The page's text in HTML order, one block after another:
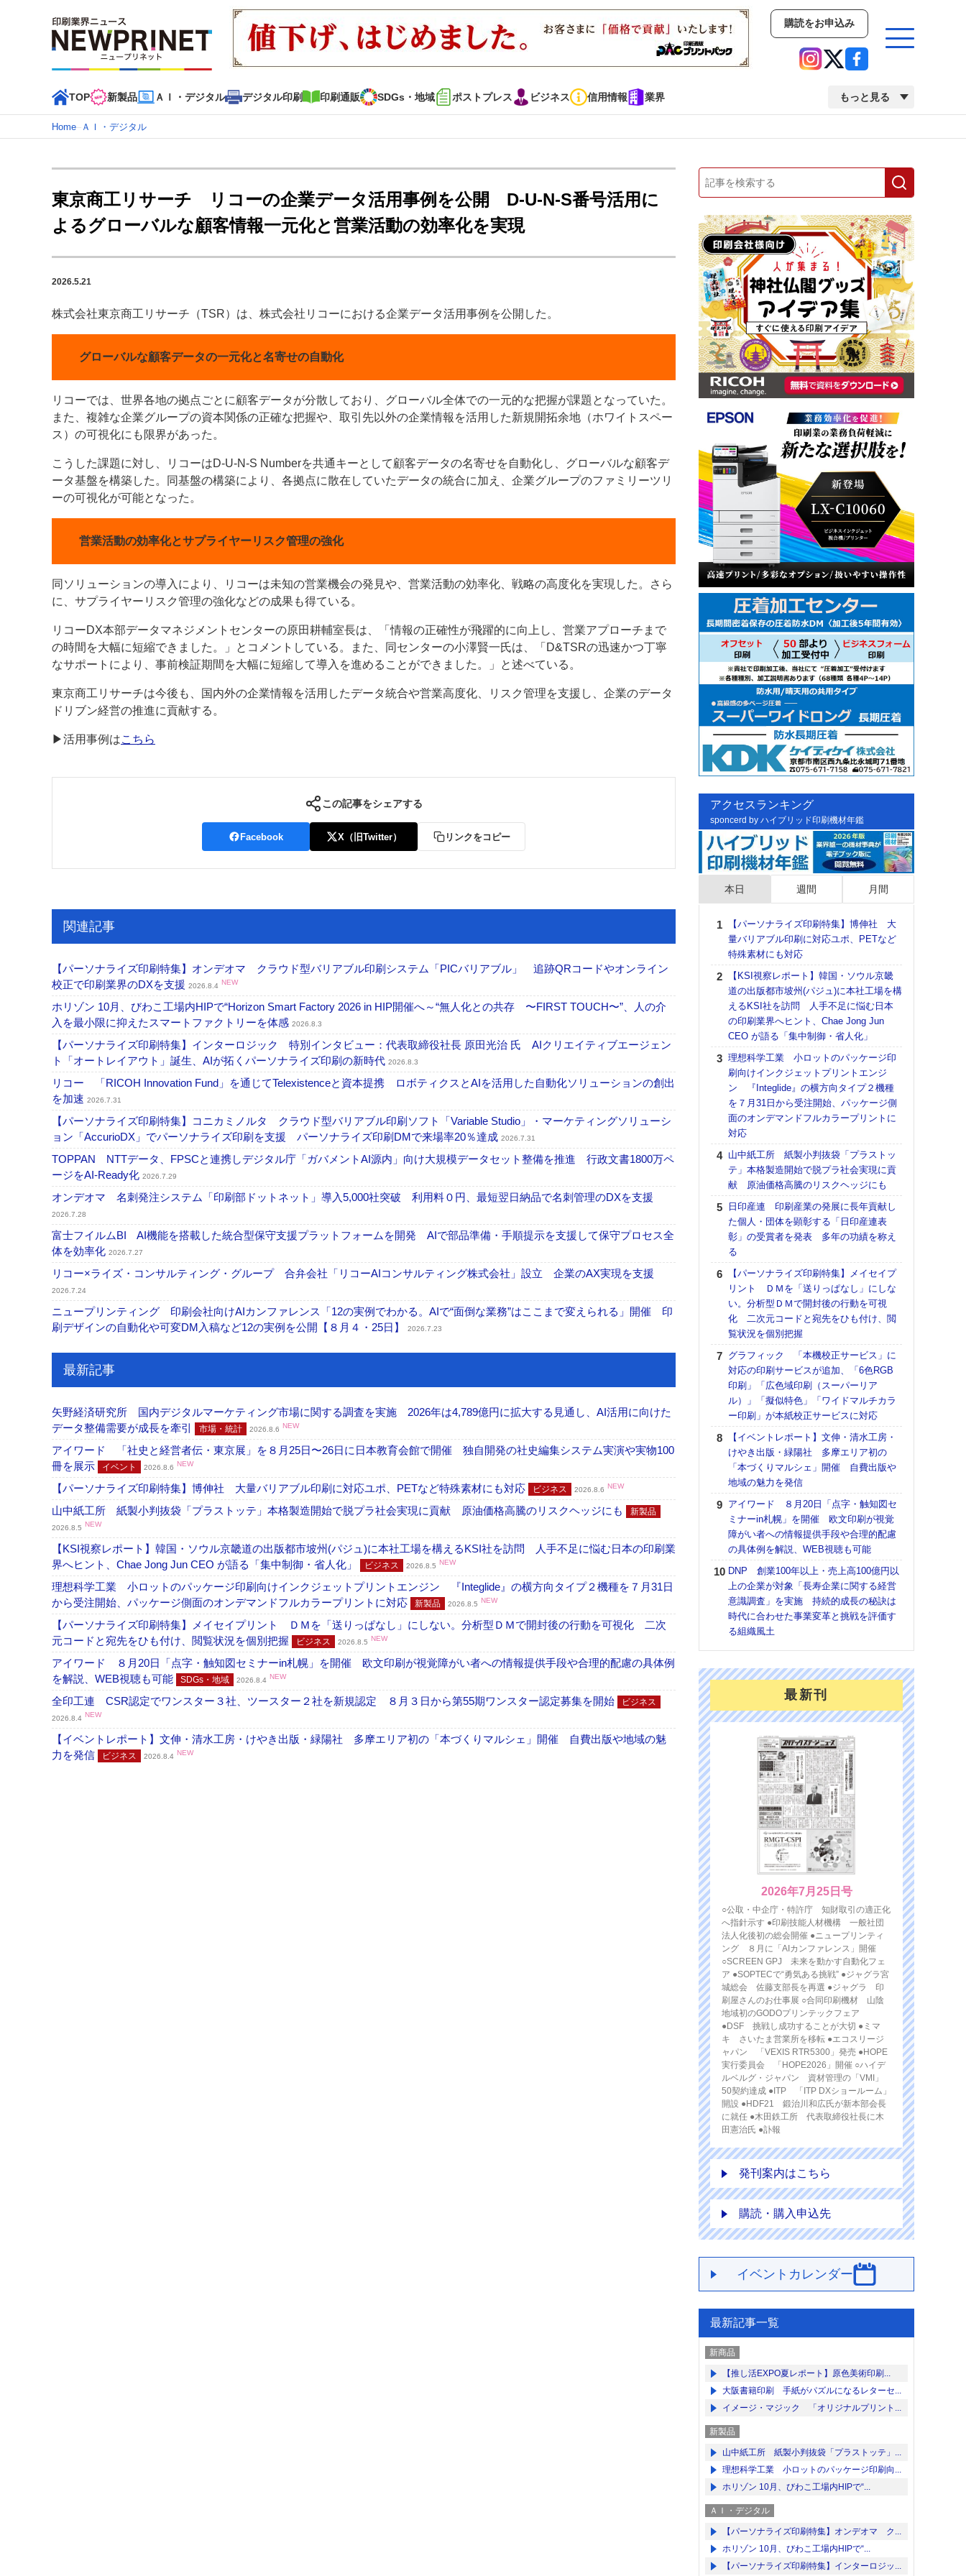
購読をお申込み
TOP 新製品 ＡＩ・デジタル デジタル印刷 印刷通販 SDGs・地域 ポストプレス ビジネス 信用情報 業界 もっと見る
イベント
インデックス
TOP 新着記事 特集記事 動画コンテンツ インタビュー コレクション
カテゴリー一覧
新商品 新製品 ＡＩ・デジタル デジタル印刷 印刷通販 SDGs・地域 ポストプレス ビジネス 市場・統計 人事・移転・異動・訃報
特集記事カテゴリー一覧
2022 見える化・MIS特集
2022 検査・校正特集
特集・デジタル印刷 ～ 新成長軌道を描く
案内
運営
会社案内 購読・購入申し込み
Home– ＡＩ・デジタル
東京商工リサーチ リコーの企業データ活用事例を公開 D-U-N-S番号活用に
よるグローバルな顧客情報一元化と営業活動の効率化を実現
2026.5.21
株式会社東京商工リサーチ（TSR）は、株式会社リコーにおける企業データ活用事例を公開した。
グローバルな顧客データの一元化と名寄せの自動化
リコーでは、世界各地の拠点ごとに顧客データが分散しており、グローバル全体での一元的な把握が課題となっていた。
また、複雑な企業グループの資本関係の正確な把握や、取引先以外の企業情報を活用した新規開拓余地（ホワイトスペー
ス）の可視化にも限界があった。
こうした課題に対し、リコーはD-U-N-S Numberを共通キーとして顧客データの名寄せを自動化し、グローバルな顧客デ
ータ基盤を構築した。同基盤の構築により、各拠点に散在していたデータの統合に加え、企業グループのファミリーツリ
ーの可視化が可能となった。
営業活動の効率化とサプライヤーリスク管理の強化
同ソリューションの導入により、リコーは未知の営業機会の発見や、営業活動の効率化、戦略の高度化を実現した。さら
に、サプライヤーリスク管理の強化などの成果も得ている。
リコーDX本部データマネジメントセンターの原田耕輔室長は、「情報の正確性が飛躍的に向上し、営業アプローチまで
の時間を大幅に短縮できました。」とコメントしている。また、同センターの小澤賢一氏は、「D&TSRの迅速かつ丁寧
なサポートにより、事前検証期間を大幅に短縮して導入を進めることができました。」と述べている。
東京商工リサーチは今後も、国内外の企業情報を活用したデータ統合や営業高度化、リスク管理を支援し、企業のデータ
ドリブン経営の推進に貢献する。
▶活用事例はこちら
この記事をシェアする
Facebook X（旧Twitter） リンクをコピー
関連記事
【パーソナライズ印刷特集】オンデオマ クラウド型バリアブル印刷システム「PICバリアブル」 追跡QRコードやオンライン
校正で印刷業界のDXを支援 2026.8.4 NEW
ホリゾン 10月、びわこ工場内HIPで“Horizon Smart Factory 2026 in HIP開催へ～“無人化との共存 〜FIRST TOUCH〜”、人の介
入を最小限に抑えたスマートファクトリーを体感 2026.8.3
【パーソナライズ印刷特集】インターロジック 特別インタビュー：代表取締役社長 原田光治 氏 AIクリエイティブエージェン
ト「オートレイアウト」誕生、AIが拓くパーソナライズ印刷の新時代 2026.8.3
リコー 「RICOH Innovation Fund」を通じてTelexistenceと資本提携 ロボティクスとAIを活用した自動化ソリューションの創出
を加速 2026.7.31
【パーソナライズ印刷特集】コニカミノルタ クラウド型バリアブル印刷ソフト「Variable Studio」・マーケティングソリューシ
ョン「AccurioDX」でパーソナライズ印刷を支援 パーソナライズ印刷DMで来場率20％達成 2026.7.31
TOPPAN NTTデータ、FPSCと連携しデジタル庁「ガバメントAI源内」向け大規模データセット整備を推進 行政文書1800万ペ
ージをAI-Ready化 2026.7.29
オンデオマ 名刺発注システム「印刷部ドットネット」導入5,000社突破 利用料０円、最短翌日納品で名刺管理のDXを支援
2026.7.28
富士フイルムBI AI機能を搭載した統合型保守支援プラットフォームを開発 AIで部品準備・手順提示を支援して保守プロセス全
体を効率化 2026.7.27
リコー×ライズ・コンサルティング・グループ 合弁会社「リコーAIコンサルティング株式会社」設立 企業のAX実現を支援
2026.7.24
ニュープリンティング 印刷会社向けAIカンファレンス「12の実例でわかる。AIで“面倒な業務”はここまで変えられる」開催 印
刷デザインの自動化や可変DM入稿など12の実例を公開【８月４・25日】
2026.7.23
最新記事
矢野経済研究所 国内デジタルマーケティング市場に関する調査を実施 2026年は4,789億円に拡大する見通し、AI活用に向けた
データ整備需要が成長を牽引
市場・統計 2026.8.6 NEW
アイワード 「社史と経営者伝・東京展」を８月25日〜26日に日本教育会館で開催 独自開発の社史編集システム実演や実物100
冊を展示
イベント 2026.8.6 NEW
【パーソナライズ印刷特集】博伸社 大量バリアブル印刷に対応ユポ、PETなど特殊素材にも対応 ビジネス 2026.8.6 NEW
山中紙工所 紙製小判抜袋「プラストッテ」本格製造開始で脱プラ社会実現に貢献 原油価格高騰のリスクヘッジにも 新製品
2026.8.5 NEW
【KSI視察レポート】韓国・ソウル京畿道の出版都市坡州(パジュ)に本社工場を構えるKSI社を訪問 人手不足に悩む日本の印刷業
界へヒント、Chae Jong Jun CEO が語る「集中制御・省人化」
ビジネス 2026.8.5 NEW
理想科学工業 小ロットのパッケージ印刷向けインクジェットプリントエンジン 『Integlide』の横方向タイプ２機種を７月31日
から受注開始、パッケージ側面のオンデマンドフルカラープリントに対応
新製品 2026.8.5 NEW
【パーソナライズ印刷特集】メイセイプリント ＤＭを「送りっぱなし」にしない。分析型ＤＭで開封後の行動を可視化 二次
元コードと宛先をひも付け、閲覧状況を個別把握
ビジネス 2026.8.5 NEW
アイワード ８月20日「点字・触知図セミナーin札幌」を開催 欧文印刷が視覚障がい者への情報提供手段や合理的配慮の具体例
を解説、WEB視聴も可能
SDGs・地域 2026.8.4 NEW
全印工連 CSR認定でワンスター３社、ツースター２社を新規認定 ８月３日から第55期ワンスター認定募集を開始 ビジネス
2026.8.4 NEW
【イベントレポート】文伸・清水工房・けやき出版・緑陽社 多摩エリア初の「本づくりマルシェ」開催 自費出版や地域の魅
力を発信
ビジネス 2026.8.4 NEW
アクセスランキング
sponcerd by ハイブリッド印刷機材年鑑
本日 週間 月間
【パーソナライズ印刷特集】博伸社 大
量バリアブル印刷に対応ユポ、PETなど
特殊素材にも対応
【KSI視察レポート】韓国・ソウル京畿
道の出版都市坡州(パジュ)に本社工場を構
えるKSI社を訪問 人手不足に悩む日本
の印刷業界へヒント、Chae Jong Jun
CEO が語る「集中制御・省人化」
理想科学工業 小ロットのパッケージ印
刷向けインクジェットプリントエンジ
ン 『Integlide』の横方向タイプ２機種
を７月31日から受注開始、パッケージ側
面のオンデマンドフルカラープリントに
対応
山中紙工所 紙製小判抜袋「プラストッ
テ」本格製造開始で脱プラ社会実現に貢
献 原油価格高騰のリスクヘッジにも
日印産連 印刷産業の発展に長年貢献し
た個人・団体を顕彰する「日印産連表
彰」の受賞者を発表 多年の功績を称え
る
【パーソナライズ印刷特集】メイセイプ
リント ＤＭを「送りっぱなし」にしな
い。分析型ＤＭで開封後の行動を可視
化 二次元コードと宛先をひも付け、閲
覧状況を個別把握
グラフィック 「本機校正サービス」に
対応の印刷サービスが追加、「6色RGB
印刷」「広色域印刷（スーパーリア
ル）」「擬似特色」「ワイドマルチカラ
ー印刷」が本紙校正サービスに対応
【イベントレポート】文伸・清水工房・
けやき出版・緑陽社 多摩エリア初の
「本づくりマルシェ」開催 自費出版や
地域の魅力を発信
アイワード ８月20日「点字・触知図セ
ミナーin札幌」を開催 欧文印刷が視覚
障がい者への情報提供手段や合理的配慮
の具体例を解説、WEB視聴も可能
DNP 創業100年以上・売上高100億円以
上の企業が対象「長寿企業に関する経営
意識調査」を実施 持続的成長の秘訣は
時代に合わせた事業変革と挑戦を評価す
る組織風土
最新刊
2026年7月25日号
○公取・中企庁・特許庁 知財取引の適正化
へ指針示す ●印刷技能人材機構 一般社団
法人化後初の総会開催 ●ニュープリンティ
ング ８月に「AIカンファレンス」開催
○SCREEN GPJ 未来を動かす自動化フェ
ア ●SOPTECで“勇気ある挑戦” ●ジャグラ宮
城総会 佐藤支部長を再選 ●ジャグラ 印
刷屋さんのお仕事展 ○合同印刷機材 山陰
地域初のGODOプリンテックフェア
●DSF 挑戦し成功することが大切 ●ミマ
キ さいたま営業所を移転 ●エコスリージ
ャパン 「VEXIS RTR5300」発売 ●HOPE
実行委員会 「HOPE2026」開催 ○ハイデ
ルベルグ・ジャパン 資材管理の「VMI」
50契約達成 ●ITP 「ITP DXショールーム」
開設 ●HDF21 鍛治川和広氏が新本部会長
に就任 ●木田鉄工所 代表取締役社長に木
田憲治氏 ●訃報
発刊案内はこちら
購読・購入申込先
イベントカレンダー
最新記事一覧
新商品
【推し活EXPO夏レポート】原色美術印刷...
大阪書籍印刷 手紙がパズルになるレターセ...
イメージ・マジック 「オリジナルプリント...
新製品
山中紙工所 紙製小判抜袋「プラストッテ」...
理想科学工業 小ロットのパッケージ印刷向...
ホリゾン 10月、びわこ工場内HIPで“...
ＡＩ・デジタル
【パーソナライズ印刷特集】オンデオマ ク...
ホリゾン 10月、びわこ工場内HIPで“...
【パーソナライズ印刷特集】インターロジッ...